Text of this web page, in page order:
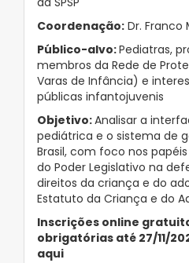
Coordenação: Dr. Franco
Público-alvo:Pediatras,
membros da Rede de
Varas de Infância) e
públicas infantojuvenis
Objetivo:Analisar a
pediátrica e o sistema de
Brasil, com foco nos
do Poder Legislativo na
direitos da criança e do
Estatuto da Criança e do
Inscrições online
obrigatórias até 27/11/
aqui